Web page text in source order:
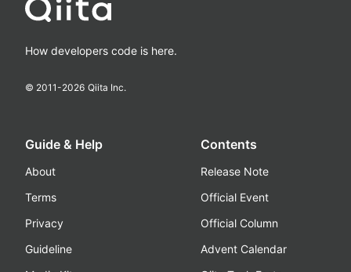
How developers code is here.
© 2011-2026 Qiita Inc.
Guide & Help
About
Terms
Privacy
Guideline
Contents
Release Note
Official Event
Official Column
Advent Calendar